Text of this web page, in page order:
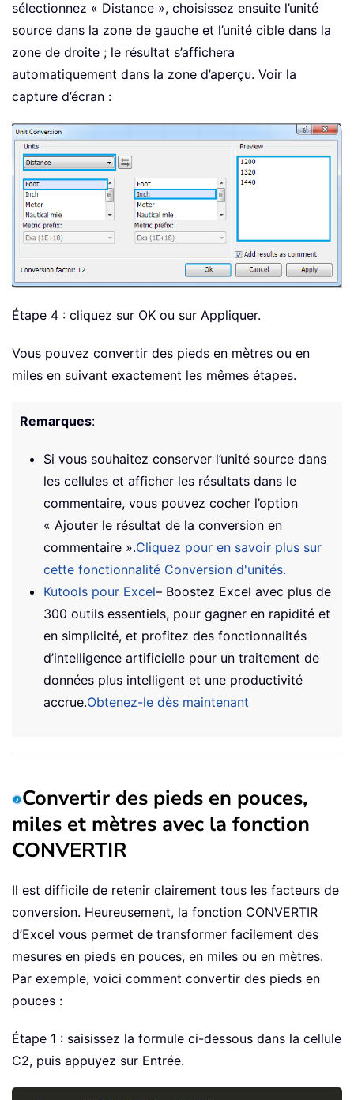
sélectionnez « Distance », choisissez ensuite l’unité
source dans la zone de gauche et l’unité cible dans la
zone de droite ; le résultat s’affichera
automatiquement dans la zone d’aperçu. Voir la
capture d’écran :
Étape 4 : cliquez sur OK ou sur Appliquer.
Vous pouvez convertir des pieds en mètres ou en
miles en suivant exactement les mêmes étapes.
Remarques:
Si vous souhaitez conserver l’unité source dans
les cellules et afficher les résultats dans le
commentaire, vous pouvez cocher l’option
« Ajouter le résultat de la conversion en
commentaire ».Cliquez pour en savoir plus sur
cette fonctionnalité Conversion d'unités.
Kutools pour Excel– Boostez Excel avec plus de
300 outils essentiels, pour gagner en rapidité et
en simplicité, et profitez des fonctionnalités
d’intelligence artificielle pour un traitement de
données plus intelligent et une productivité
accrue.Obtenez-le dès maintenant
Convertir des pieds en pouces,
miles et mètres avec la fonction
CONVERTIR
Il est difficile de retenir clairement tous les facteurs de
conversion. Heureusement, la fonction CONVERTIR
d’Excel vous permet de transformer facilement des
mesures en pieds en pouces, en miles ou en mètres.
Par exemple, voici comment convertir des pieds en
pouces :
Étape 1 : saisissez la formule ci-dessous dans la cellule
C2, puis appuyez sur Entrée.